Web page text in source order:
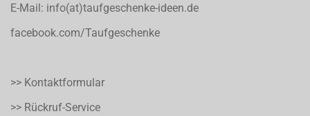
E-Mail: info(at)taufgeschenke-ideen.de
facebook.com/Taufgeschenke
>> Kontaktformular
>> Rückruf-Service